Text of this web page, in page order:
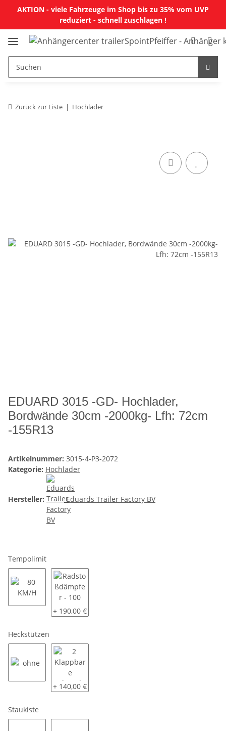
AKTION - viele Fahrzeuge im Shop bis zu 35% vom UVP
reduziert - schnell zuschlagen !
Zurück zur Liste Hochlader
EDUARD 3015 -GD- Hochlader,
Bordwände 30cm -2000kg- Lfh: 72cm
-155R13
Artikelnummer: 3015-4-P3-2072
Kategorie: Hochlader
Hersteller: Eduards Trailer Factory BV
Tempolimit
80 KM/HRadstoßdämpfer - 100 KM/H
+ 190,00 €
Heckstützen
2 Klappbare Schwerlaststützen
+ 140,00 €
Staukiste